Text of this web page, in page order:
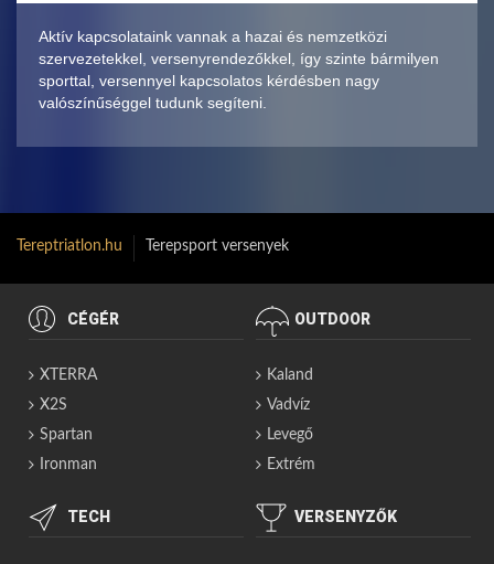
Aktív kapcsolataink vannak a hazai és nemzetközi
szervezetekkel, versenyrendezőkkel, így szinte bármilyen
sporttal, versennyel kapcsolatos kérdésben nagy
valószínűséggel tudunk segíteni.
Tereptriatlon.hu Terepsport versenyek
CÉGÉR
XTERRA
X2S
Spartan
Ironman
OUTDOOR
Kaland
Vadvíz
Levegő
Extrém
TECH VERSENYZŐK